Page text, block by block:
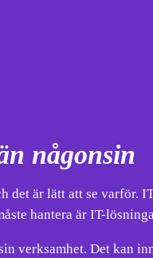
någonsin
det är lätt att se
hantera är IT-
verksamhet. Det kan